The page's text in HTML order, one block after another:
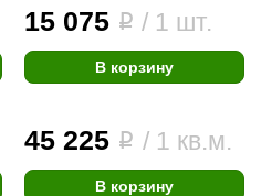
15 075 i / 1 шт.
В корзину
45 225 i / 1 кв.м.
В корзину